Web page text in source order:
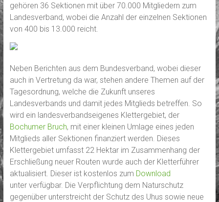
gehören 36 Sektionen mit über 70.000 Mitgliedern zum
Landesverband, wobei die Anzahl der einzelnen Sektionen
von 400 bis 13.000 reicht.
Neben Berichten aus dem Bundesverband, wobei dieser
auch in Vertretung da war, stehen andere Themen auf der
Tagesordnung, welche die Zukunft unseres
Landesverbands und damit jedes Mitglieds betreffen. So
wird ein landesverbandseigenes Klettergebiet, der
Bochumer Bruch, mit einer kleinen Umlage eines jeden
Mitglieds aller Sektionen finanziert werden. Dieses
Klettergebiet umfasst 22 Hektar im Zusammenhang der
Erschließung neuer Routen wurde auch der Kletterführer
aktualisiert. Dieser ist kostenlos zum Download
unter verfügbar. Die Verpflichtung dem Naturschutz
gegenüber unterstreicht der Schutz des Uhus sowie neue